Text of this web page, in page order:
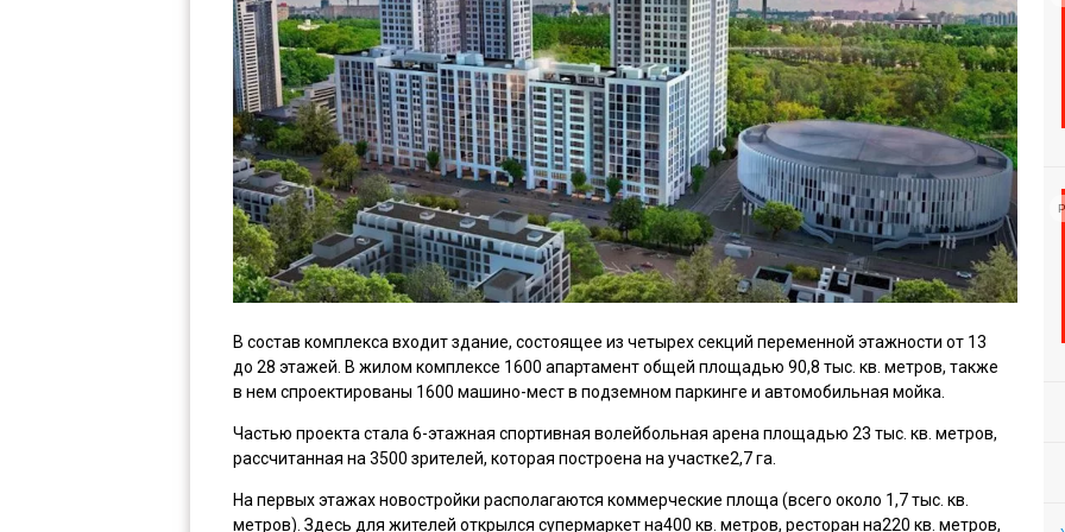
В состав комплекса входит здание, состоящее из четырех секций переменной этажности от 13
до 28 этажей. В жилом комплексе 1600 апартамент общей площадью 90,8 тыс. кв. метров, также
в нем спроектированы 1600 машино-мест в подземном паркинге и автомобильная мойка.
Частью проекта стала 6-этажная спортивная волейбольная арена площадью 23 тыс. кв. метров,
рассчитанная на 3500 зрителей, которая построена на участке2,7 га.
На первых этажах новостройки располагаются коммерческие площа (всего около 1,7 тыс. кв.
метров). Здесь для жителей открылся супермаркет на400 кв. метров, ресторан на220 кв. метров,